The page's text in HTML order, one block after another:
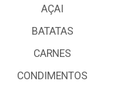
AÇAI
BATATAS
CARNES
CONDIMENTOS